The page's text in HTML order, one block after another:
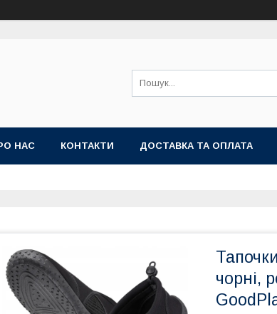
НАС КОНТАКТИ ДОСТАВКА ТА ОПЛАТА
чорні,